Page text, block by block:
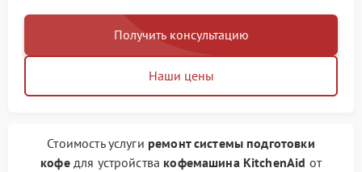
Получить консультацию
Наши цены
Стоимость услуги ремонт системы подготовки
кофедля устройства кофемашина KitchenAid от